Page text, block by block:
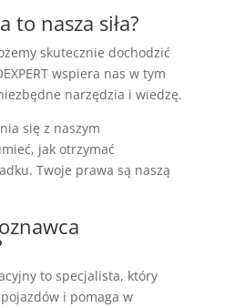
to nasza siła?
skutecznie dochodzić
wspiera nas w tym
narzędzia i wiedzę.
się z naszym
jak otrzymać
Twoje prawa są naszą
to specjalista, który
i pomaga w